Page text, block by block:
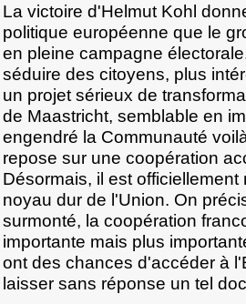
La victoire d'Helmut Kohl
politique européenne que le
en pleine campagne
séduire des citoyens, plus
un projet sérieux de
de Maastricht, semblable en
engendré la Communauté
repose sur une coopération
Désormais, il est
noyau dur de l'Union. On
surmonté, la coopération
importante mais plus
ont des chances d'accéder à
laisser sans réponse un tel